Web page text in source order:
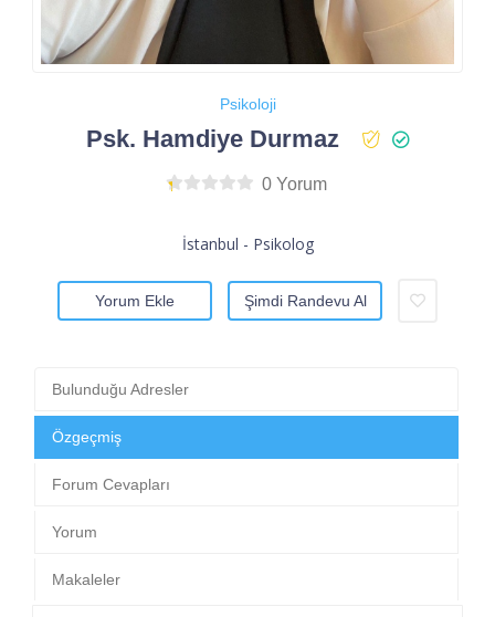
Psikoloji
Psk. Hamdiye Durmaz
0 Yorum
İstanbul - Psikolog
Yorum Ekle Şimdi Randevu Al
Bulunduğu Adresler
Özgeçmiş
Forum Cevapları
Yorum
Makaleler